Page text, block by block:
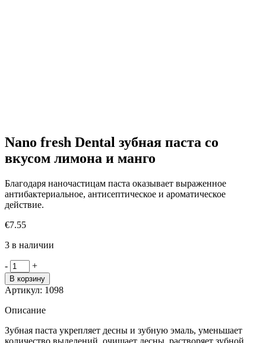
Nano fresh Dental зубная паста со
вкусом лимона и манго
Благодаря наночастицам паста оказывает выраженное
антибактериальное, антисептическое и ароматическое
действие.
€7.55
3 в наличии
- Количество
товара
Nano
fresh
Dental
паста
со
+
В корзину
Артикул: 1098
Описание
Зубная паста укрепляет десны и зубную эмаль, уменьшает
количество выделений, очищает десны, растворяет зубной